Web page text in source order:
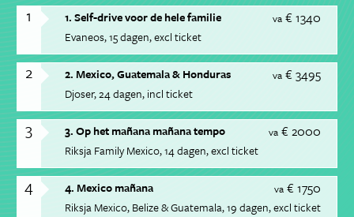
1 va € 1340
1. Self-drive voor de hele familie
Evaneos 15 dagen excl ticket
2 va € 3495
2. Mexico, Guatemala & Honduras
Djoser 24 dagen incl ticket
3 va € 2000
3. Op het mañana mañana tempo
Riksja Family Mexico 14 dagen excl ticket
4 va € 1750
4. Mexico mañana
Riksja Mexico, Belize & Guatemala 19 dagen excl ticket